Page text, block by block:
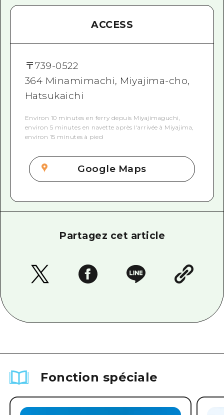
ACCESS
〒739-0522
364 Minamimachi, Miyajima-cho,
Hatsukaichi
Environ 10 minutes en ferry depuis Miyajimaguchi,
environ 5 minutes en navette après l'arrivée à Miyajima,
environ 15 minutes à pied
Google Maps
Partagez cet article
Fonction spéciale